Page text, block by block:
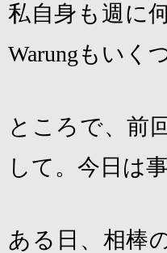
私自身も週に
Warungもいく
ところで、前
して。今日は
ある日、相棒